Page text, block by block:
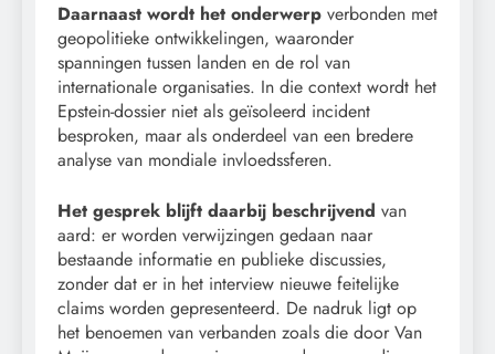
Daarnaast wordt het onderwerp verbonden met
geopolitieke ontwikkelingen, waaronder
spanningen tussen landen en de rol van
internationale organisaties. In die context wordt het
Epstein-dossier niet als geïsoleerd incident
besproken, maar als onderdeel van een bredere
analyse van mondiale invloedssferen.
Het gesprek blijft daarbij beschrijvend van
aard: er worden verwijzingen gedaan naar
bestaande informatie en publieke discussies,
zonder dat er in het interview nieuwe feitelijke
claims worden gepresenteerd. De nadruk ligt op
het benoemen van verbanden zoals die door Van